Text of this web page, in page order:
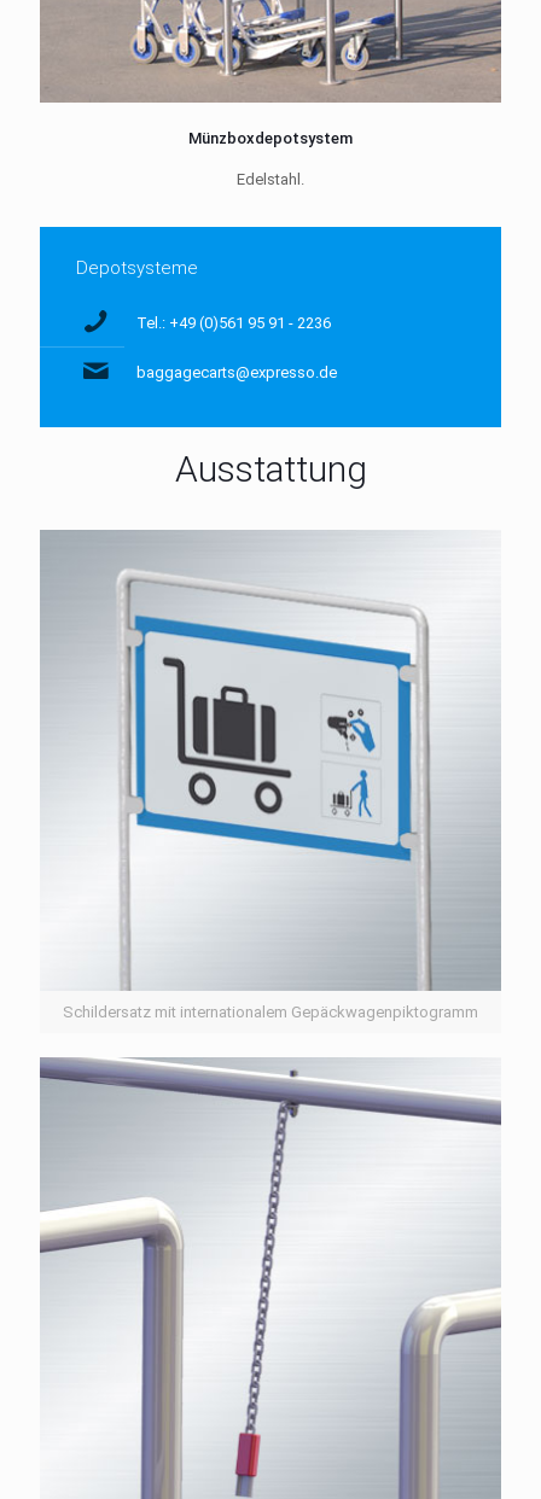
Münzboxdepotsystem
Edelstahl.
Depotsysteme
Tel.: +49 (0)561 95 91 - 2236
baggagecarts@expresso.de
Ausstattung
Schildersatz mit internationalem Gepäckwagenpiktogramm